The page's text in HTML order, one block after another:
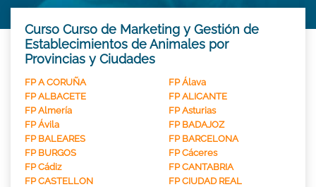
Curso Curso de Marketing y Gestión de
Establecimientos de Animales por
Provincias y Ciudades
FP A CORUÑA
FP Álava
FP ALBACETE
FP ALICANTE
FP Almería
FP Asturias
FP Ávila
FP BADAJOZ
FP BALEARES
FP BARCELONA
FP BURGOS
FP Cáceres
FP Cádiz
FP CANTABRIA
FP CASTELLON
FP CIUDAD REAL